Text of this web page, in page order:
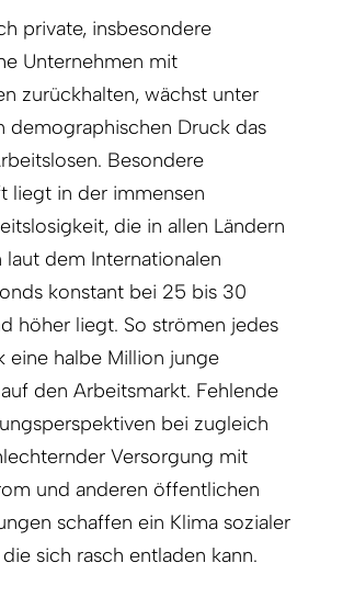
private, insbesondere
Unternehmen mit
zurückhalten, wächst unter
demographischen Druck das
Besondere
liegt in der immensen
die in allen Ländern
laut dem Internationalen
konstant bei 25 bis 30
höher liegt. So strömen jedes
eine halbe Million junge
den Arbeitsmarkt. Fehlende
bei zugleich
Versorgung mit
und anderen öffentlichen
schaffen ein Klima sozialer
sich rasch entladen kann.